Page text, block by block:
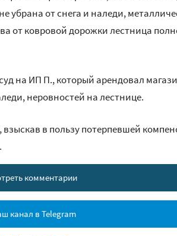
убрана от снега и наледи,
от ковровой дорожки лестница
на ИП П., который арендовал
неровностей на лестнице.
взыскав в пользу потерпевшей
комментарии
канал в Telegram